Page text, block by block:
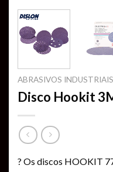
ABRASIVOS INDUSTRIAIS
Disco Hookit
? Os discos HOOKIT